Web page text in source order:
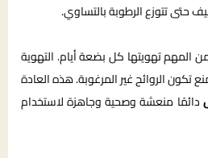
حتى تتوزع الرطوبة بالتساوي.
المهم تهويتها كل بضعة أيام. التهوية
تكون الروائح غير المرغوبة. هذه العادة
دائمًا منعشة وصحية وجاهزة لاستخدام